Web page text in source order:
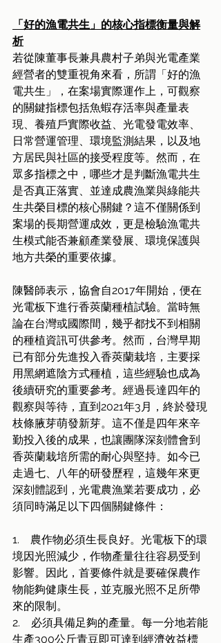
「好的漁電共生」的核心指標衡量與解
析
若從陳董事長兼具農村子弟與光電產業
經營者的雙重視角來看，所謂「好的漁
電共生」，在案場實際運作上，可觀察
的關鍵指標包括魚蝦存活率與產量表
現、養殖戶實際收益、光電發電效率、
日常營運管理、環境監測結果，以及地
方居民與社區的接受程度等。然而，在
眾多指標之中，哪些才是判斷漁電共生
是否真正落實、並達成農漁業與綠能共
生共榮目標的核心關鍵？這不僅關係到
案場的長期營運成效，更是檢驗漁電共
生模式能否兼顧產業發展、環境保護與
地方共榮的重要依據。
陳醫師表示，協會自2017年開始，便在
光電板下進行香莢蘭種植試驗。當時無
論在台灣或國際間，幾乎都找不到相關
的種植資訊可供參考。然而，台灣早期
已有部分先進投入香莢蘭栽培，主要採
用黑網遮陰方式種植，這些經驗也成為
後續研究的重要參考。經過長達四年的
觀察與等待，直到2021年3月，終於發現
枝條腋芽萌發新芽。這不僅是四年來辛
勤投入後的成果，也讓團隊深刻體會到
香莢蘭栽培所需的耐心與堅持。如今已
走過七、八年的研發歷程，這幾年來更
深刻體認到，光電農漁業若要成功，必
須同時滿足以下四個關鍵條件：
1.    農作物必須生長良好。光電板下的環
境因光照減少，作物產量往往容易受到
影響。因此，首要條件就是要確保農作
物能夠健康生長，並克服光照不足所帶
來的限制。
2.    必須具備足夠的產量。每一分地若能
生產300公斤青豆即可達到經濟效益標